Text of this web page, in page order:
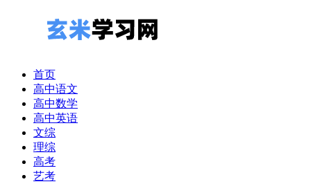
首页
高中语文
高中数学
高中英语
文综
理综
高考
艺考